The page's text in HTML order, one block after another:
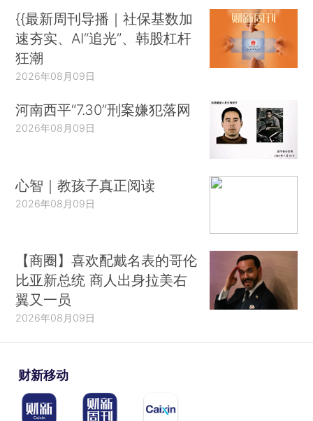
{{最新周刊导播｜社保基数加
速夯实、AI“追光”、韩股杠杆
狂潮
2026年08月09日
河南西平“7.30”刑案嫌犯落网
2026年08月09日
心智｜教孩子真正阅读
2026年08月09日
【商圈】喜欢配戴名表的哥伦
比亚新总统 商人出身拉美右
翼又一员
2026年08月09日
财新移动